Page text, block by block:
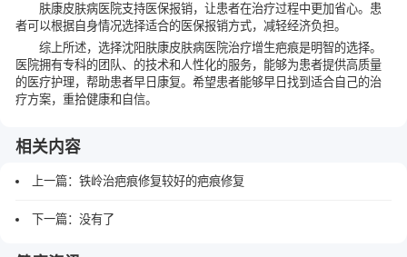
肤康皮肤病医院支持医保报销，让患者在治疗过程中更加省心。患
者可以根据自身情况选择适合的医保报销方式，减轻经济负担。
综上所述，选择沈阳肤康皮肤病医院治疗增生疤痕是明智的选择。
医院拥有专科的团队、的技术和人性化的服务，能够为患者提供高质量
的医疗护理，帮助患者早日康复。希望患者能够早日找到适合自己的治
疗方案，重拾健康和自信。
相关内容
上一篇： 铁岭治疤痕修复较好的疤痕修复
下一篇：没有了